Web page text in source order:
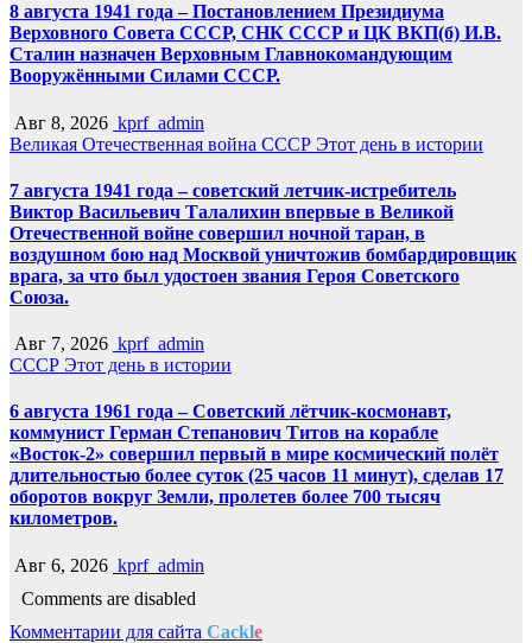
8 августа 1941 года – Постановлением Президиума
Верховного Совета СССР, СНК СССР и ЦК ВКП(б) И.В.
Сталин назначен Верховным Главнокомандующим
Вооружёнными Силами СССР.
Авг 8, 2026 kprf_admin
Великая Отечественная война СССР Этот день в истории
7 августа 1941 года – советский летчик-истребитель
Виктор Васильевич Талалихин впервые в Великой
Отечественной войне совершил ночной таран, в
воздушном бою над Москвой уничтожив бомбардировщик
врага, за что был удостоен звания Героя Советского
Союза.
Авг 7, 2026 kprf_admin
СССР Этот день в истории
6 августа 1961 года – Советский лётчик-космонавт,
коммунист Герман Степанович Титов на корабле
«Восток-2» совершил первый в мире космический полёт
длительностью более суток (25 часов 11 минут), сделав 17
оборотов вокруг Земли, пролетев более 700 тысяч
километров.
Авг 6, 2026 kprf_admin
Comments are disabled
Комментарии для сайта Cackle